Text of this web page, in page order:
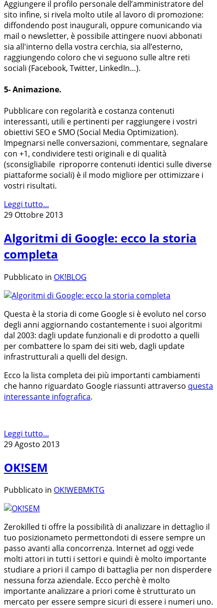
Aggiungere il profilo personale dell’amministratore del
sito infine, si rivela molto utile al lavoro di promozione:
diffondendo post inaugurali, oppure comunicando via
mail o newsletter, è possibile attingere nuovi abbonati
sia all'interno della vostra cerchia, sia all’esterno,
raggiungendo coloro che vi seguono sulle altre reti
sociali (Facebook, Twitter, LinkedIn…).
5- Animazione.
Pubblicare con regolarità e costanza contenuti
interessanti, utili e pertinenti per raggiungere i vostri
obiettivi SEO e SMO (Social Media Optimization).
Impegnarsi nelle conversazioni, commentare, segnalare
con +1, condividere testi originali e di qualità
(sconsigliabile riproporre contenuti identici sulle diverse
piattaforme sociali) è il modo migliore per ottimizzare i
vostri risultati.
Leggi tutto...
29 Ottobre 2013
Algoritmi di Google: ecco la storia
completa
Pubblicato in OK!BLOG
Questa è la storia di come Google si è evoluto nel corso
degli anni aggiornando costantemente i suoi algoritmi
dal 2003: dagli update funzionali e di prodotto a quelli
per combattere lo spam dei siti web, dagli update
infrastrutturali a quelli del design.
Ecco la lista completa dei più importanti cambiamenti
che hanno riguardato Google riassunti attraverso questa
interessante infografica.
Leggi tutto...
29 Agosto 2013
OK!SEM
Pubblicato in OK!WEBMKTG
Zerokilled ti offre la possibilità di analizzare in dettaglio il
tuo posizionameto permettondoti di essere sempre un
passo avanti alla concorrenza. Internet ad oggi vede
molti attori in tutti i settori e quindi è molto importante
studiare a priori il campo di battaglia per non disperdere
nessuna forza aziendale. Ecco perchè è molto
importante analizzare a priori come è strutturato un
mercato per essere sempre sicuri di essere i numeri uno.